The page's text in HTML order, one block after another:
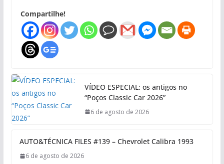
Compartilhe!
VÍDEO ESPECIAL: os antigos no
“Poços Classic Car 2026”
6 de agosto de 2026
AUTO&TÉCNICA FILES #139 – Chevrolet Calibra 1993
6 de agosto de 2026